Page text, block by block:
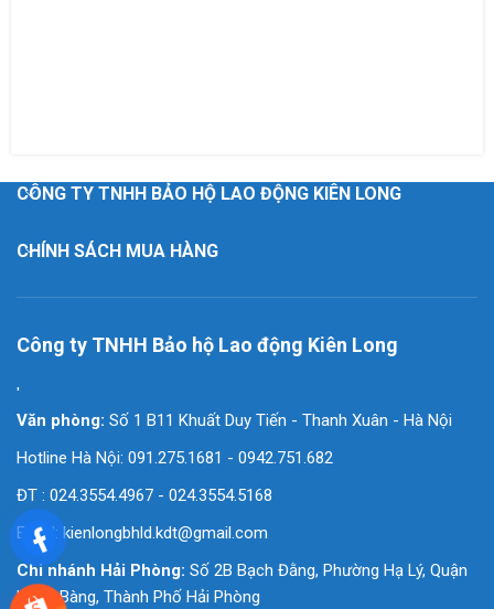
CÔNG TY TNHH BẢO HỘ LAO ĐỘNG KIÊN LONG
CHÍNH SÁCH MUA HÀNG
Công ty TNHH Bảo hộ Lao động Kiên Long
'
Văn phòng: Số 1 B11 Khuất Duy Tiến - Thanh Xuân - Hà Nội
Hotline Hà Nội: 091.275.1681 - 0942.751.682
ĐT : 024.3554.4967 - 024.3554.5168
Email: kienlongbhld.kdt@gmail.com
Chi nhánh Hải Phòng: Số 2B Bạch Đằng, Phường Hạ Lý, Quận
Hồng Bàng, Thành Phố Hải Phòng